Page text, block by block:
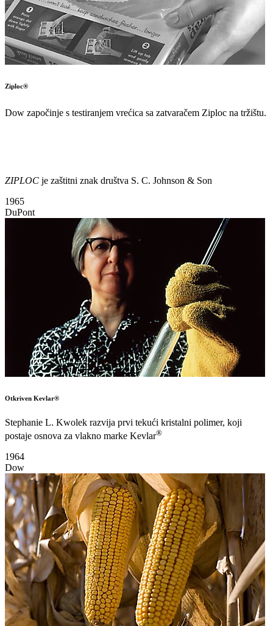
Ziploc®
Dow započinje s testiranjem vrećica sa zatvaračem Ziploc na tržištu.
ZIPLOC je zaštitni znak društva S. C. Johnson & Son
1965
DuPont
Otkriven Kevlar®
Stephanie L. Kwolek razvija prvi tekući kristalni polimer, koji
postaje osnova za vlakno marke Kevlar®
1964
Dow